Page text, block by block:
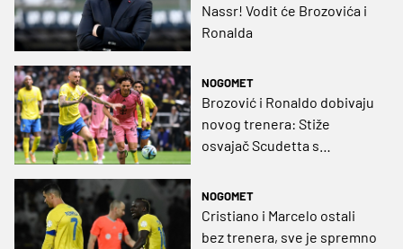
Nassr! Vodit će Brozovića i
Ronalda
NOGOMET
Brozović i Ronaldo dobivaju
novog trenera: Stiže
osvajač Scudetta s
NOGOMET
Cristiano i Marcelo ostali
bez trenera, sve je spremno